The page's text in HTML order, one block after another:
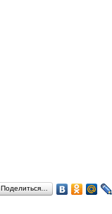
Поделиться…